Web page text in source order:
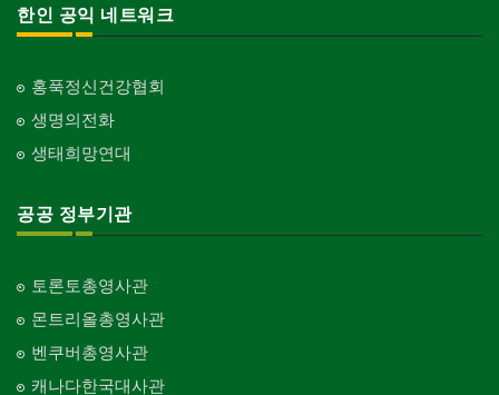
한인 공익 네트워크
홍푹정신건강협회
생명의전화
생태희망연대
공공 정부기관
토론토총영사관
몬트리올총영사관
벤쿠버총영사관
캐나다한국대사관